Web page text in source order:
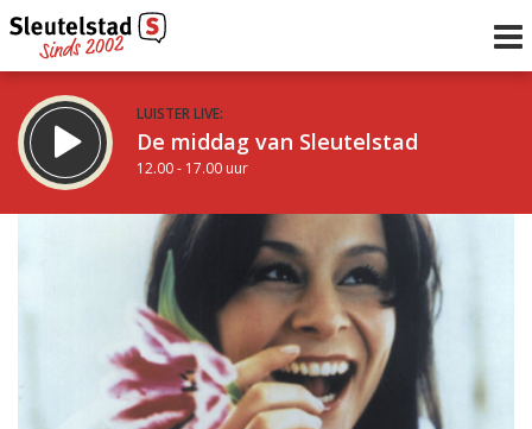
LUISTER LIVE:
De middag van Sleutelstad
12.00 - 17.00 uur
Sleutelstad 30
uur 1 van 0 Volgend uur